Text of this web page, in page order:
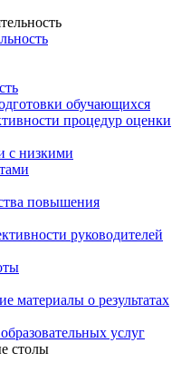
обучающихся
процедур оценки
с низкими
повышения
руководителей
материалы о результатах
услуг
столы